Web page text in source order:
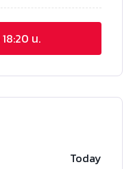
18:20 น.
Today